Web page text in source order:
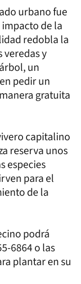
urbano fue
de la
redobla la
veredas y
un
pedir un
gratuita
capitalino
reserva unos
especies
para el
de la
podrá
6864 o las
plantar en su